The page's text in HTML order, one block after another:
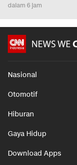
dalam 6 jam
Nasional
Otomotif
Hiburan
Gaya Hidup
Download Apps